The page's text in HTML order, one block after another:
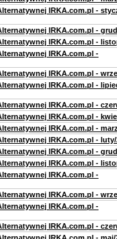
IRKA.com.pl -
IRKA.com.pl -
IRKA.com.pl -
IRKA.com.pl -
IRKA.com.pl -
IRKA.com.pl -
IRKA.com.pl -
IRKA.com.pl -
IRKA.com.pl -
IRKA.com.pl - luty/
IRKA.com.pl -
IRKA.com.pl -
IRKA.com.pl -
IRKA.com.pl -
IRKA.com.pl -
IRKA.com.pl -